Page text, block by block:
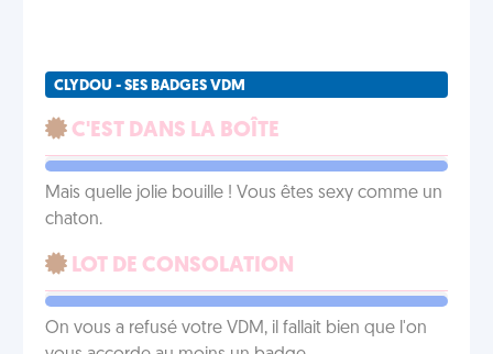
CLYDOU - SES BADGES VDM
C'EST DANS LA BOÎTE
Mais quelle jolie bouille ! Vous êtes sexy comme un
chaton.
LOT DE CONSOLATION
On vous a refusé votre VDM, il fallait bien que l'on